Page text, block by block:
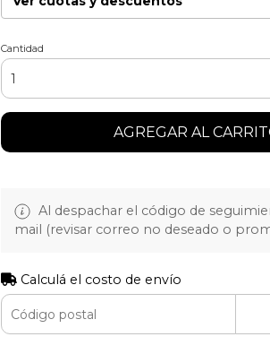
Cantidad
AGREGAR AL
Al despachar el código de
mail (revisar correo no deseado o
Calculá el costo de envío